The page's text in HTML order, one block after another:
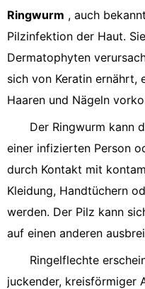
Ringwurm , auch
Pilzinfektion der Haut.
Dermatophyten
sich von Keratin ernährt,
Haaren und Nägeln
Der Ringwurm kann
einer infizierten Person
durch Kontakt mit
Kleidung, Handtüchern
werden. Der Pilz kann
auf einen anderen
Ringelflechte
juckender, kreisförmiger